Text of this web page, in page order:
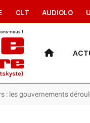
CLT AUDIOLO
: les gouvernements